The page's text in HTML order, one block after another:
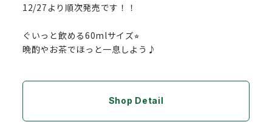
12/27より順次発売です！！
ぐいっと飲める60mlサイズ⭐︎
晩酌やお茶でほっと一息しよう♪
Shop Detail